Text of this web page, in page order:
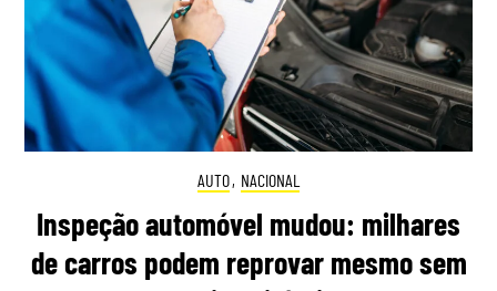
AUTO, NACIONAL
Inspeção automóvel mudou: milhares
de carros podem reprovar mesmo sem